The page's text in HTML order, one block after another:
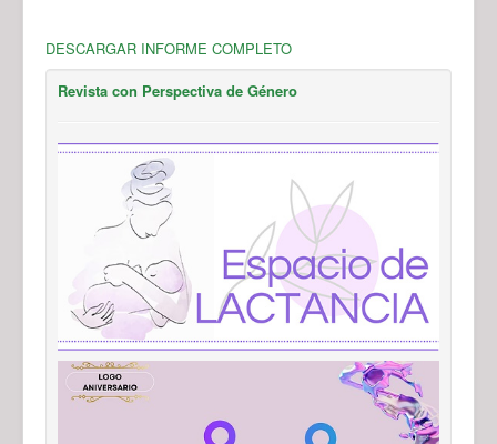
DESCARGAR INFORME COMPLETO
Revista con Perspectiva de Género